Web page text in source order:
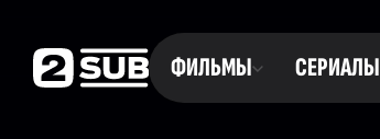
ФИЛЬМЫ СЕРИАЛЫ